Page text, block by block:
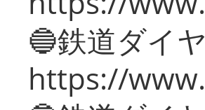
🔵鉄道ダイ
https://